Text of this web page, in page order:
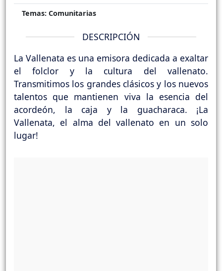
Temas: Comunitarias
DESCRIPCIÓN
La Vallenata es una emisora dedicada a exaltar
el folclor y la cultura del vallenato.
Transmitimos los grandes clásicos y los nuevos
talentos que mantienen viva la esencia del
acordeón, la caja y la guacharaca. ¡La
Vallenata, el alma del vallenato en un solo
lugar!